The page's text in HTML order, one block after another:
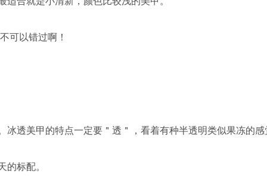
可以错过啊！
透美甲的特点一定要＂透＂，看着有种半透明类似果冻的
标配。